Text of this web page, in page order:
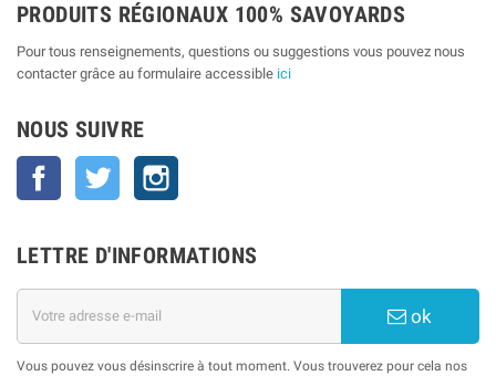
PRODUITS RÉGIONAUX 100% SAVOYARDS
Pour tous renseignements, questions ou suggestions vous pouvez nous
contacter grâce au formulaire accessible ici
NOUS SUIVRE
Facebook Twitter
LETTRE D'INFORMATIONS
ok
Vous pouvez vous désinscrire à tout moment. Vous trouverez pour cela nos